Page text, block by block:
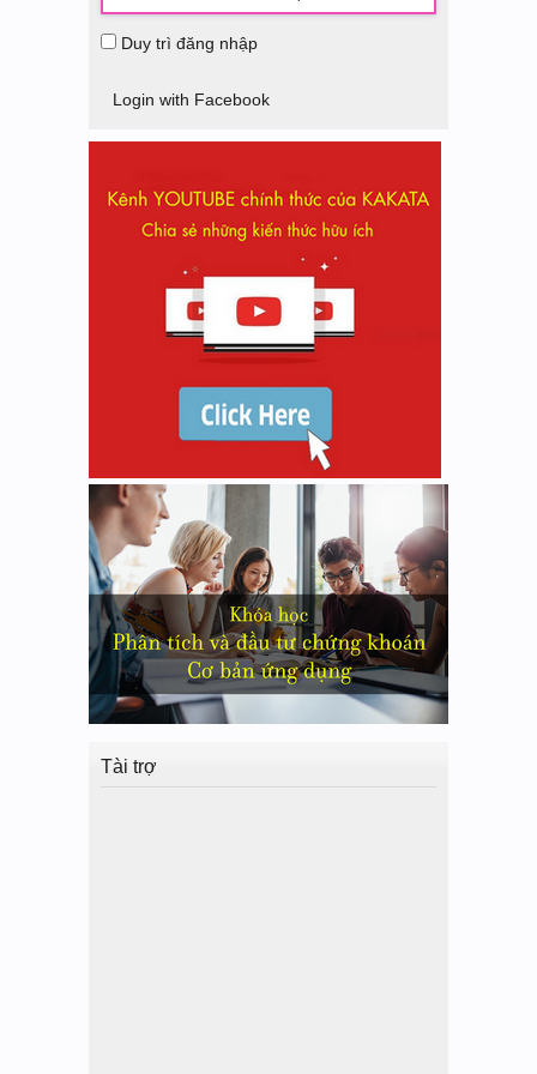
Duy trì đăng nhập
Login with Facebook
Tài trợ